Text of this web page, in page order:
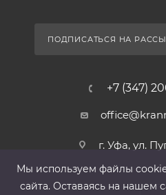
ПОДПИСАТЬСЯ НА
+7 (347)
г. Уфа, ул.
Мы используем файлы
сайта. Оставаясь на нашем